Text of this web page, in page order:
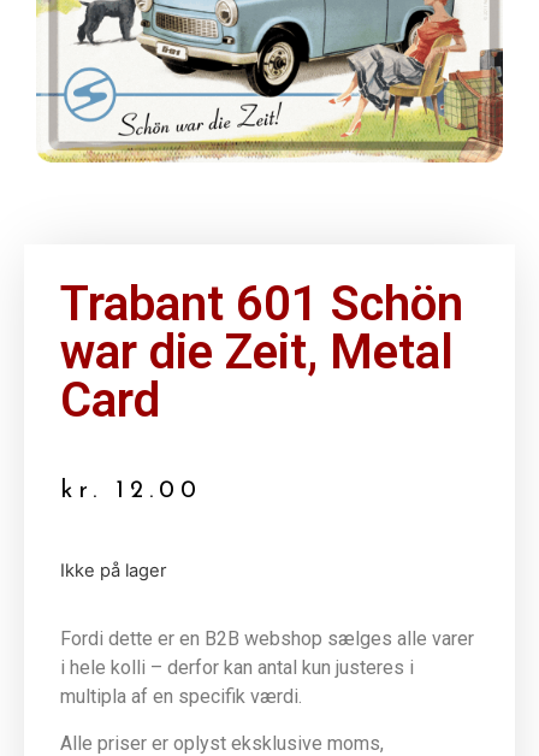
Trabant 601 Schön
war die Zeit, Metal
Card
kr. 12.00
Ikke på lager
Fordi dette er en B2B webshop sælges alle varer
i hele kolli – derfor kan antal kun justeres i
multipla af en specifik værdi.
Alle priser er oplyst eksklusive moms,